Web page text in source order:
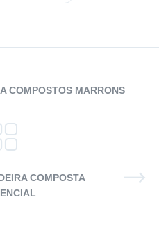
COMPOSTOS MARRONS
COMPOSTA